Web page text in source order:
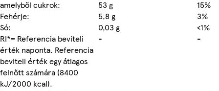
amelyből cukrok:
53 g
15%
Fehérje:
5,8 g
3%
Só:
0,03 g
<1%
RI*= Referencia beviteli
érték naponta. Referencia
beviteli érték egy átlagos
felnőtt számára (8400
kJ/2000 kcal).
- -